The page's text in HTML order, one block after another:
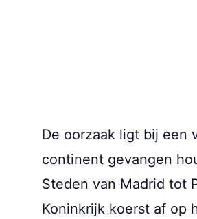
De oorzaak ligt bij een
continent gevangen
Steden van Madrid tot
Koninkrijk koerst af op